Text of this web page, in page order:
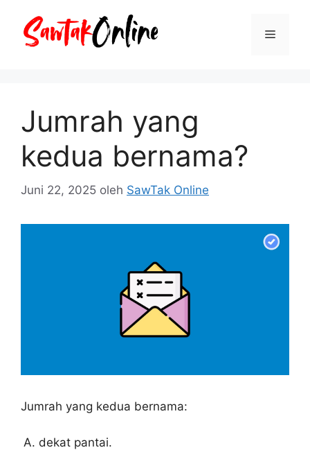
Menu
Jumrah yang
kedua bernama?
Juni 22, 2025 oleh SawTak Online
Jumrah yang kedua bernama:
dekat pantai.